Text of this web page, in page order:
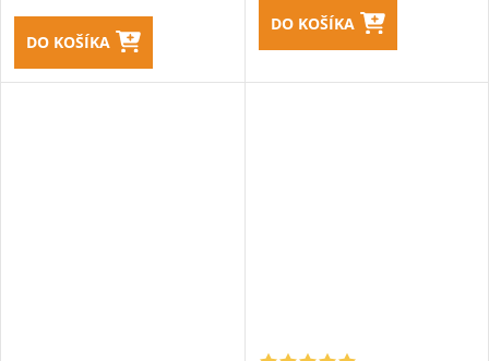
DO KOŠÍKA
DO KOŠÍKA